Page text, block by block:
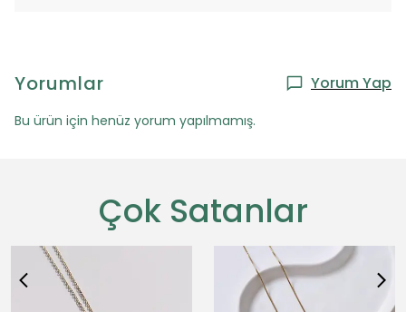
Yorumlar Yorum Yap
Bu ürün için henüz yorum yapılmamış.
Çok Satanlar